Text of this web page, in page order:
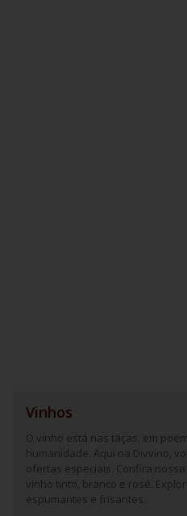
Vinhos
O vinho está nas taças, em
humanidade. Aqui na Divvino,
ofertas especiais. Confira
vinho tinto, branco e rosé.
espumantes e frisantes.